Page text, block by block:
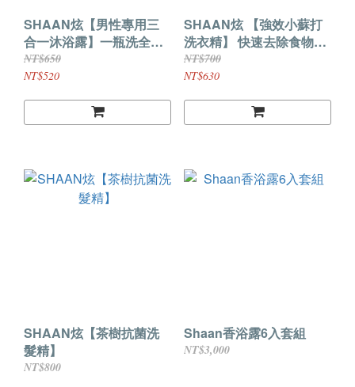
SHAAN炫【男性專用三
合一沐浴露】一瓶洗全身
木質香水香氛
NT$650
NT$520
SHAAN炫 【強效小蘇打
洗衣精】 快速去除食物、
色筆各種髒污
NT$700
NT$630
SHAAN炫【茶樹抗菌洗
髮精】
NT$800
Shaan香浴露6入套組
NT$3,000